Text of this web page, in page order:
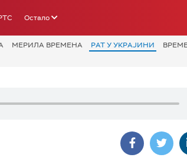
Остало
МЕРИЛА ВРЕМЕНА РАТ У УКРАЈИНИ